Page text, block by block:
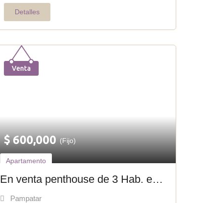
Detalles
Venta
$600,000 (Fijo)
Apartamento
En venta penthouse de 3 Hab. en
Playa Real A-029
Pampatar